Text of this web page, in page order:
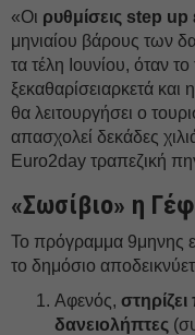
«Οι ρυθμίσεις step up
μηνιαίου βάρους των
τα τέλη Ιουνίου, όταν
ξεκαθαρίσειαρκετά
θα λειτουργήσει ο
απασχολεί δεκάδες
Euro2day τραπεζική
«Σωσίβιο» η
Το πρόγραμμα 9μηνης
το δημόσιο
Αφενός,
δανειολήπτες